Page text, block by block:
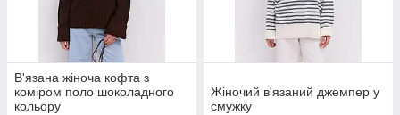
В'язана жіноча кофта з
коміром поло шоколадного
кольору
Жіночий в'язаний джемпер у
смужку